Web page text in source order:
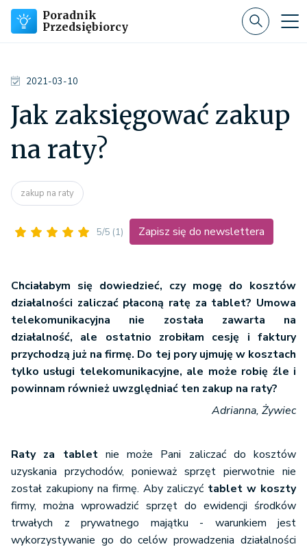
Poradnik
Przedsiębiorcy
2021-03-10
Jak zaksięgować zakup
na raty?
zakup na raty
5/5 (1) Zapisz się do newslettera
Chciałabym się dowiedzieć, czy mogę do kosztów
działalności zaliczać płaconą ratę za tablet? Umowa
telekomunikacyjna nie została zawarta na
działalność, ale ostatnio zrobiłam cesję i faktury
przychodzą już na firmę. Do tej pory ujmuję w kosztach
tylko usługi telekomunikacyjne, ale może robię źle i
powinnam również uwzględniać ten zakup na raty?
Adrianna, Żywiec
Raty za tabletnie może Pani zaliczać do kosztów
uzyskania przychodów, ponieważ sprzęt pierwotnie nie
został zakupiony na firmę. Aby zaliczyć tablet w koszty
firmy, można wprowadzić sprzęt do ewidencji środków
trwałych z prywatnego majątku - warunkiem jest
wykorzystywanie go do celów prowadzenia działalności